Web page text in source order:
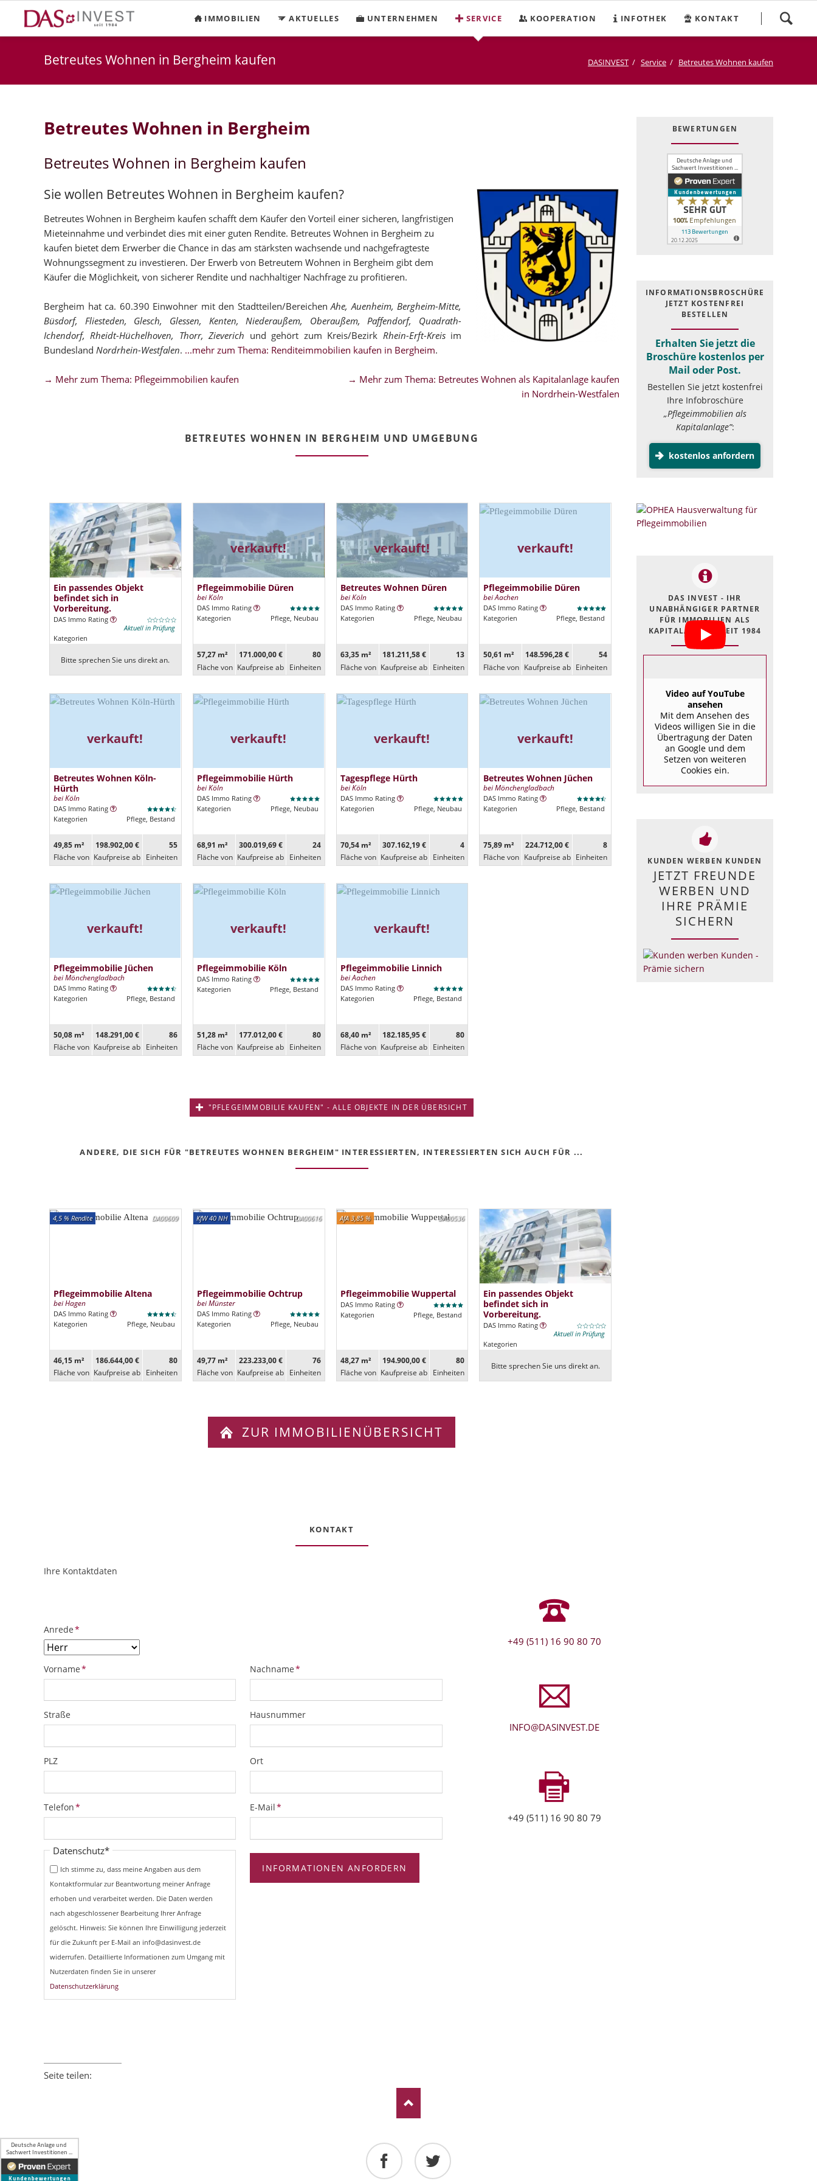
überspringen
IMMOBILIEN AKTUELLES UNTERNEHMEN SERVICE KOOPERATION INFOTHEK KONTAKT
Betreutes Wohnen in Bergheim kaufen DASINVEST Service Betreutes Wohnen kaufen
Betreutes Wohnen in Bergheim
Betreutes Wohnen in Bergheim kaufen
Sie wollen Betreutes Wohnen in Bergheim kaufen?
Betreutes Wohnen in Bergheim kaufen schafft dem Käufer den Vorteil einer sicheren, langfristigen
Mieteinnahme und verbindet dies mit einer guten Rendite. Betreutes Wohnen in Bergheim zu
kaufen bietet dem Erwerber die Chance in das am stärksten wachsende und nachgefragteste
Wohnungssegment zu investieren. Der Erwerb von Betreutem Wohnen in Bergheim gibt dem
Käufer die Möglichkeit, von sicherer Rendite und nachhaltiger Nachfrage zu profitieren.
Bergheim hat ca. 60.390 Einwohner mit den Stadtteilen/BereichenAhe, Auenheim, Bergheim-Mitte,
Büsdorf, Fliesteden, Glesch, Glessen, Kenten, Niederaußem, Oberaußem, Paffendorf, Quadrath-
Ichendorf, Rheidt-Hüchelhoven, Thorr, Zieverich und gehört zum Kreis/Bezirk Rhein-Erft-Kreisim
Bundesland Nordrhein-Westfalen. ...mehr zum Thema: Renditeimmobilien kaufen in Bergheim.
→ Mehr zum Thema: Pflegeimmobilien kaufen
→ Mehr zum Thema: Betreutes Wohnen als Kapitalanlage kaufen
in Nordrhein-Westfalen
BETREUTES WOHNEN IN BERGHEIM UND UMGEBUNG
Ein passendes Objekt
befindet sich in
Vorbereitung.
DAS Immo Rating
Aktuell in Prüfung
Kategorien
Bitte sprechen Sie uns direkt an.
verkauft!
Pflegeimmobilie Düren
bei Köln
DAS Immo Rating
Kategorien
Pflege, Neubau
57,27 m²
Fläche von
171.000,00 €
Kaufpreise ab
80
Ein­heiten
verkauft!
Betreutes Wohnen Düren
bei Köln
DAS Immo Rating
Kategorien
Pflege, Neubau
63,35 m²
Fläche von
181.211,58 €
Kaufpreise ab
13
Ein­heiten
verkauft!
Pflegeimmobilie Düren
bei Aachen
DAS Immo Rating
Kategorien
Pflege, Bestand
50,61 m²
Fläche von
148.596,28 €
Kaufpreise ab
54
Ein­heiten
verkauft!
Betreutes Wohnen Köln-
Hürth
bei Köln
DAS Immo Rating
Kategorien
Pflege, Bestand
49,85 m²
Fläche von
198.902,00 €
Kaufpreise ab
55
Ein­heiten
verkauft!
Pflegeimmobilie Hürth
bei Köln
DAS Immo Rating
Kategorien
Pflege, Neubau
68,91 m²
Fläche von
300.019,69 €
Kaufpreise ab
24
Ein­heiten
verkauft!
Tagespflege Hürth
bei Köln
DAS Immo Rating
Kategorien
Pflege, Neubau
70,54 m²
Fläche von
307.162,19 €
Kaufpreise ab
4
Ein­heiten
verkauft!
Betreutes Wohnen Jüchen
bei Mönchengladbach
DAS Immo Rating
Kategorien
Pflege, Bestand
75,89 m²
Fläche von
224.712,00 €
Kaufpreise ab
8
Ein­heiten
verkauft!
Pflegeimmobilie Jüchen
bei Mönchengladbach
DAS Immo Rating
Kategorien
Pflege, Bestand
50,08 m²
Fläche von
148.291,00 €
Kaufpreise ab
86
Ein­heiten
verkauft!
Pflegeimmobilie Köln
DAS Immo Rating
Kategorien
Pflege, Bestand
51,28 m²
Fläche von
177.012,00 €
Kaufpreise ab
80
Ein­heiten
verkauft!
Pflegeimmobilie Linnich
bei Aachen
DAS Immo Rating
Kategorien
Pflege, Bestand
68,40 m²
Fläche von
182.185,95 €
Kaufpreise ab
80
Ein­heiten
"PFLEGEIMMOBILIE KAUFEN" - ALLE OBJEKTE IN DER ÜBERSICHT
ANDERE, DIE SICH FÜR "BETREUTES WOHNEN BERGHEIM" INTERESSIERTEN, INTERESSIERTEN SICH AUCH FÜR ...
DA00609
4,5 % Rendite
Pflegeimmobilie Altena
bei Hagen
DAS Immo Rating
Kategorien
Pflege, Neubau
46,15 m²
Fläche von
186.644,00 €
Kaufpreise ab
80
Ein­heiten
DA00616
KfW 40 NH
Pflegeimmobilie Ochtrup
bei Münster
DAS Immo Rating
Kategorien
Pflege, Neubau
49,77 m²
Fläche von
223.233,00 €
Kaufpreise ab
76
Ein­heiten
DA00536
AfA 3,85 %
Pflegeimmobilie Wuppertal
DAS Immo Rating
Kategorien
Pflege, Bestand
48,27 m²
Fläche von
194.900,00 €
Kaufpreise ab
80
Ein­heiten
Ein passendes Objekt
befindet sich in
Vorbereitung.
DAS Immo Rating
Aktuell in Prüfung
Kategorien
Bitte sprechen Sie uns direkt an.
ZUR IMMOBILIENÜBERSICHT
KONTAKT
ObjektPlatzhalter
URL
Ihre Kontaktdaten
Pflichtfeld
Anrede*
Pflichtfeld
Vorname* Pflichtfeld
Nachname*
Straße Hausnummer
PLZ Ort
Pflichtfeld
Telefon* Pflichtfeld
E-Mail*
Pflichtfeld
Datenschutz*
Ich stimme zu, dass meine Angaben aus dem
Kontaktformular zur Beantwortung meiner Anfrage
erhoben und verarbeitet werden. Die Daten werden
nach abgeschlossener Bearbeitung Ihrer Anfrage
gelöscht. Hinweis: Sie können Ihre Einwilligung jederzeit
für die Zukunft per E-Mail an info@dasinvest.de
widerrufen. Detaillierte Informationen zum Umgang mit
Nutzerdaten finden Sie in unserer
Datenschutzerklärung
INFORMATIONEN ANFORDERN
+49 (511) 16 90 80 70
INFO@DASINVEST.DE
+49 (511) 16 90 80 79
BEWERTUNGEN
INFOR­MATIONS­BROSCHÜRE
JETZT KOSTEN­FREI
BESTELLEN
Erhalten Sie jetzt die
Broschüre kostenlos per
Mail oder Post.
Bestellen Sie jetzt kostenfrei
Ihre Infobroschüre
„Pflegeimmobilien als
Kapitalanlage”:
kostenlos anfordern
DAS INVEST - IHR
UNABHÄNGIGER PARTNER
FÜR IMMOBILIEN ALS
KAPITALANLAGE SEIT 1984
Video auf YouTube
ansehen
Mit dem Ansehen des
Videos willigen Sie in die
Übertragung der Daten
an Google und dem
Setzen von weiteren
Cookies ein.
KUNDEN WERBEN KUNDEN
JETZT FREUNDE
WERBEN UND
IHRE PRÄMIE
SICHERN
Seite teilen: